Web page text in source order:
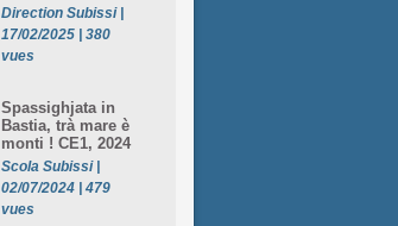
Direction Subissi |
17/02/2025 | 380
vues
Spassighjata in
Bastia, trà mare è
monti ! CE1, 2024
Scola Subissi |
02/07/2024 | 479
vues